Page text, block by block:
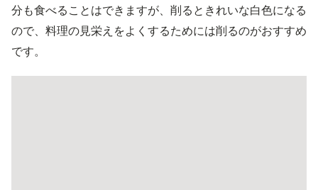
分も食べることはできますが、削るときれいな白色になる
ので、料理の見栄えをよくするためには削るのがおすすめ
です。